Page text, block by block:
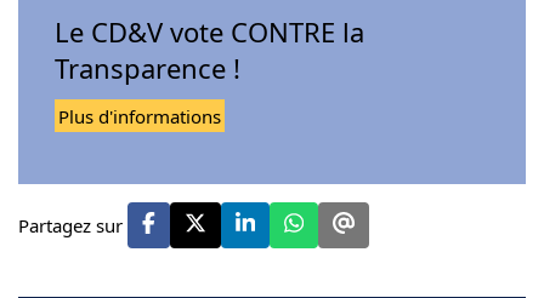
Le CD&V vote CONTRE la
Transparence !
Plus d'informations
Partagez sur